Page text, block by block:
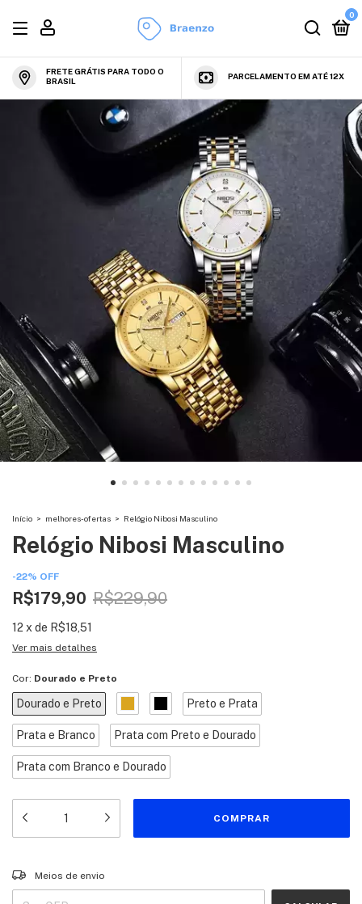
0
FRETE GRÁTIS PARA TODO O
BRASIL
PARCELAMENTO EM ATÉ 12X
Início > melhores-ofertas > Relógio Nibosi Masculino
Relógio Nibosi Masculino
-22% OFF
R$179,90 R$229,90
12 x de R$18,51
Ver mais detalhes
Cor: Dourado e Preto
Dourado e Preto Preto e Prata
Prata e Branco Prata com Preto e Dourado
Prata com Branco e Dourado
Entregas para o CEP:
Meios de envio